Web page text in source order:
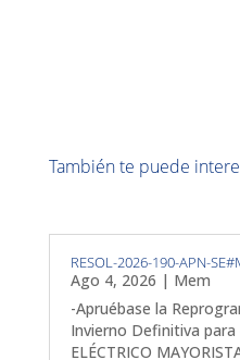
También te puede
RESOL-2026-190-APN-
Ago 4, 2026 | Mem
-Apruébase la
Invierno Definitiva para
ELÉCTRICO